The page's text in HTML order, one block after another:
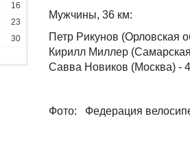
16
23
30
Мужчины, 36 км:
Петр Рикунов (Орловская
Кирилл Миллер
Савва Новиков (Москва) -
Фото: Федерация